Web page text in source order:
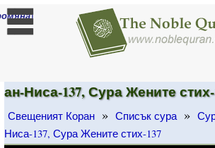
]
ан-Ниса-137, Сура Жените стих-
Свещеният Коран » Списък сура »
Ниса-137, Сура Жените стих-137